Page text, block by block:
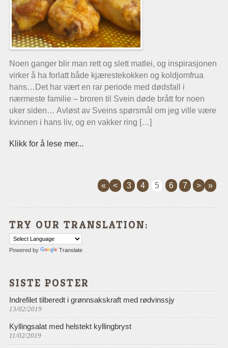
Noen ganger blir man rett og slett matlei, og inspirasjonen
virker å ha forlatt både kjærestekokken og koldjomfrua
hans…Det har vært en rar periode med dødsfall i
nærmeste familie – broren til Svein døde brått for noen
uker siden… Avløst av Sveins spørsmål om jeg ville være
kvinnen i hans liv, og en vakker ring […]
Klikk for å lese mer...
« < 3 4 5 6 7 > »
TRY OUR TRANSLATION:
Powered by Translate
SISTE POSTER
Indrefilet tilberedt i grønnsakskraft med rødvinssjy
13/02/2019
Kyllingsalat med helstekt kyllingbryst
11/02/2019